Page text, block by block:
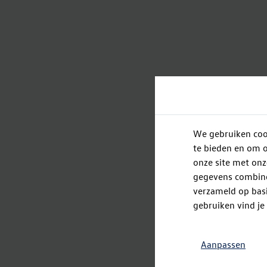
We gebruiken
te bieden en om
onze site met
gegevens
verzameld op
gebruiken vind je
Aanpassen